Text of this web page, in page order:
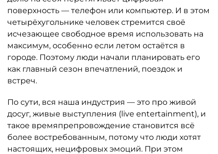
поверхность — телефон или компьютер. И в этом
четырёхугольнике человек стремится своё
исчезающее свободное время использовать на
максимум, особенно если летом остаётся в
городе. Поэтому люди начали планировать его
как главный сезон впечатлений, поездок и
встреч.
По сути, вся наша индустрия — это про живой
досуг, живые выступления (live entertainment), и
такое времяпрепровождение становится всё
более востребованным, потому что люди хотят
настоящих, нецифровых эмоций. При этом